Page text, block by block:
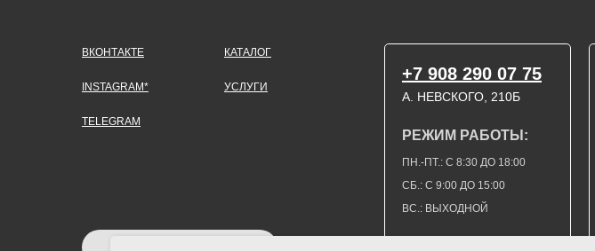
TELEGRAM
INSTAGRAM*
ВКОНТАКТЕ
ВС.: ВЫХОДНОЙ
СБ.: С 9:00 ДО 15:00
ПН.-ПТ.: С 8:30 ДО 18:00
А. НЕВСКОГО, 210Б
УСЛУГИ
РЕЖИМ РАБОТЫ:
+7 908 290 07 75
КАТАЛОГ